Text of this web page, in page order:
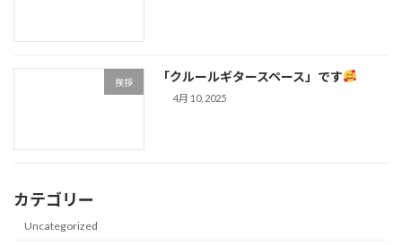
挨拶 「クルールギタースペース」です
4月 10, 2025
カテゴリー
Uncategorized